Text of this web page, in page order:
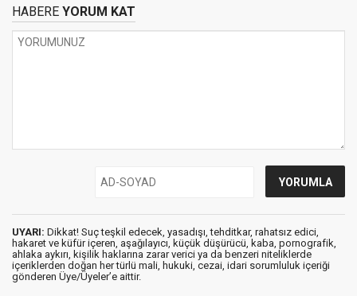
HABERE YORUM KAT
UYARI: Dikkat! Suç teşkil edecek, yasadışı, tehditkar, rahatsız edici,
hakaret ve küfür içeren, aşağılayıcı, küçük düşürücü, kaba, pornografik,
ahlaka aykırı, kişilik haklarına zarar verici ya da benzeri niteliklerde
içeriklerden doğan her türlü mali, hukuki, cezai, idari sorumluluk içeriği
gönderen Üye/Üyeler’e aittir.